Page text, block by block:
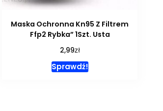
Maska Ochronna Kn95 Z Filtrem
Ffp2 Rybka” 1Szt. Usta
2,99zł
Sprawdź!